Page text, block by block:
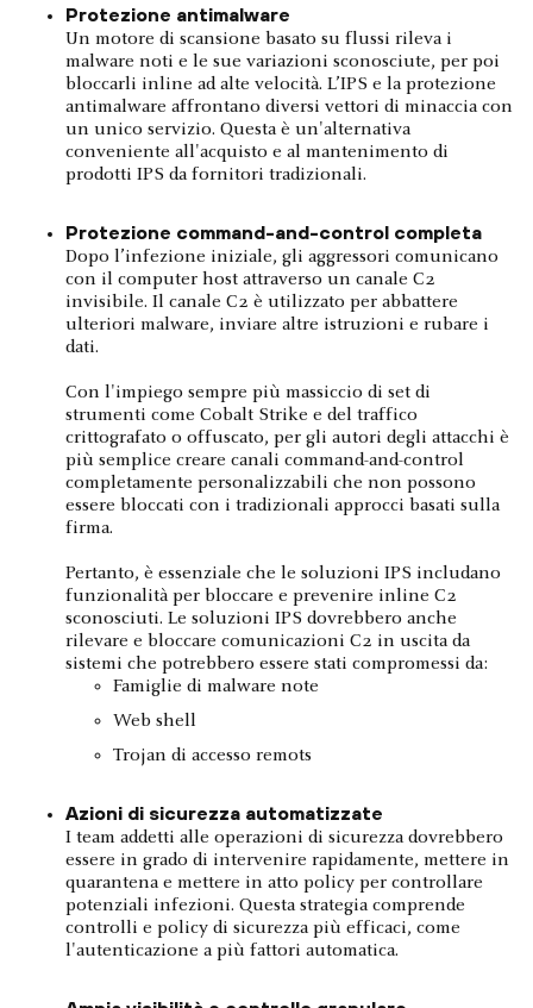
Protezione antimalware
Un motore di scansione basato su flussi rileva i
malware noti e le sue variazioni sconosciute, per poi
bloccarli inline ad alte velocità. L’IPS e la protezione
antimalware affrontano diversi vettori di minaccia con
un unico servizio. Questa è un'alternativa
conveniente all'acquisto e al mantenimento di
prodotti IPS da fornitori tradizionali.
Protezione command-and-control completa
Dopo l’infezione iniziale, gli aggressori comunicano
con il computer host attraverso un canale C2
invisibile. Il canale C2 è utilizzato per abbattere
ulteriori malware, inviare altre istruzioni e rubare i
dati.
Con l'impiego sempre più massiccio di set di
strumenti come Cobalt Strike e del traffico
crittografato o offuscato, per gli autori degli attacchi è
più semplice creare canali command-and-control
completamente personalizzabili che non possono
essere bloccati con i tradizionali approcci basati sulla
firma.
Pertanto, è essenziale che le soluzioni IPS includano
funzionalità per bloccare e prevenire inline C2
sconosciuti. Le soluzioni IPS dovrebbero anche
rilevare e bloccare comunicazioni C2 in uscita da
sistemi che potrebbero essere stati compromessi da:
Famiglie di malware note
Web shell
Trojan di accesso remots
Azioni di sicurezza automatizzate
I team addetti alle operazioni di sicurezza dovrebbero
essere in grado di intervenire rapidamente, mettere in
quarantena e mettere in atto policy per controllare
potenziali infezioni. Questa strategia comprende
controlli e policy di sicurezza più efficaci, come
l'autenticazione a più fattori automatica.